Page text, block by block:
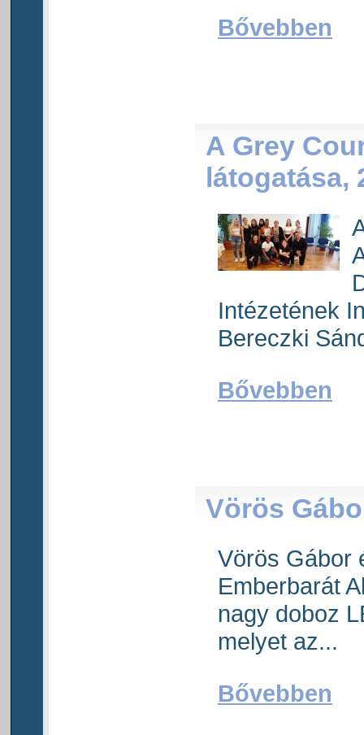
Bővebben
A Grey
látogatása,
Intézetének
Bereczki
Bővebben
Vörös
Vörös Gábor
Emberbarát
nagy doboz
melyet az...
Bővebben